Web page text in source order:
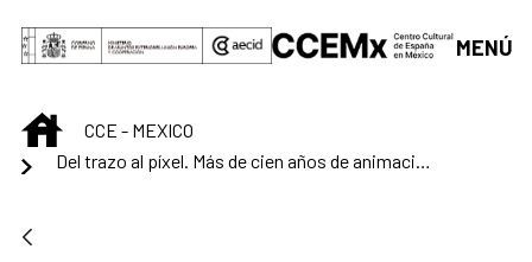
Saltar al contenido principal
MENÚ
INICIOCCE - MEXICO
Del trazo al píxel. Más de cien años de animación española